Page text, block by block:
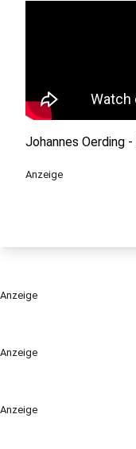
Anzeige
Anzeige
Johannes Oerding
Anzeige
Anzeige